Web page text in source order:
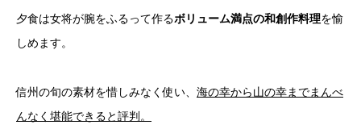
夕食は女将が腕をふるって作るボリューム満点の和創作料理を愉
しめます。
信州の旬の素材を惜しみなく使い、 海の幸から山の幸までまんべ
んなく堪能できると評判。